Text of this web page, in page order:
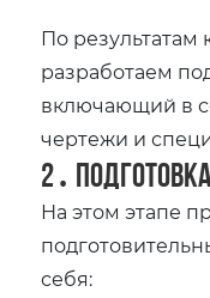
По результатам
разработаем
включающий в
чертежи и
2․
На этом этапе
себя: